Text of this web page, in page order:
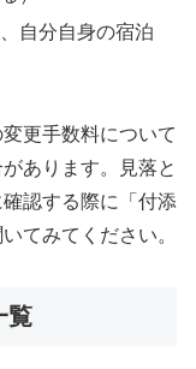
自分自身の宿泊
更手数料について
あります。見落と
認する際に「付添
てみてください。
覧